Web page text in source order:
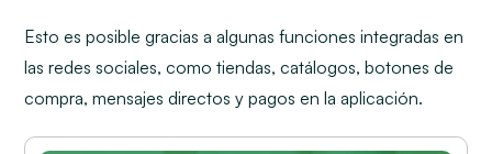
Esto es posible gracias a algunas funciones integradas en
las redes sociales, como tiendas, catálogos, botones de
compra, mensajes directos y pagos en la aplicación.